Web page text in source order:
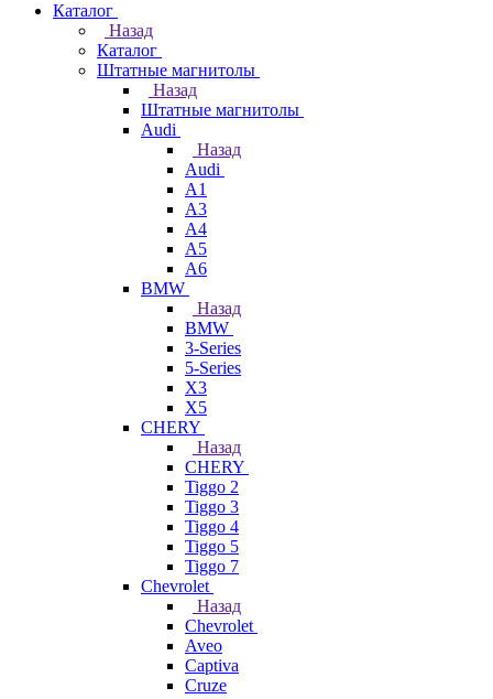
Каталог
Назад
Каталог
Штатные магнитолы
Назад
Штатные магнитолы
Audi
Назад
Audi
A1
A3
A4
A5
A6
BMW
Назад
BMW
3-Series
5-Series
X3
X5
CHERY
Назад
CHERY
Tiggo 2
Tiggo 3
Tiggo 4
Tiggo 5
Tiggo 7
Chevrolet
Назад
Chevrolet
Aveo
Captiva
Cruze